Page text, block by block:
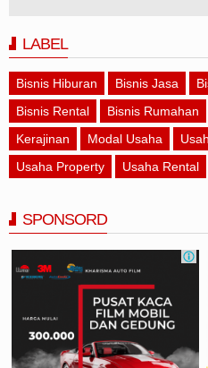
LABEL
Bisnis Hiburan Bisnis Jasa
Bisnis Rental
Bisnis Rumahan
Kerajinan
Modal Usaha
Usaha Property
Usaha Rental
SPONSORD